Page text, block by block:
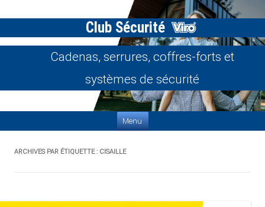
Club Sécurité
Cadenas, serrures, coffres-forts et
systèmes de sécurité
Menu
ARCHIVES PAR ÉTIQUETTE : CISAILLE